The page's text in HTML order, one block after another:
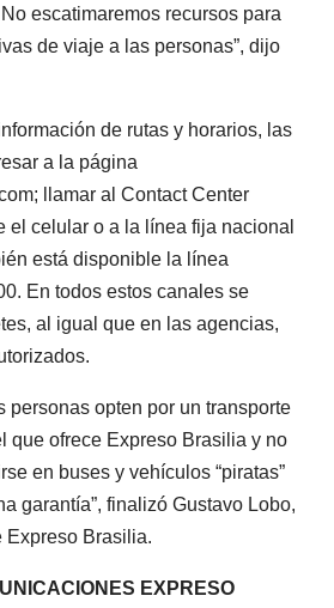
escatimaremos recursos para
de viaje a las personas”, dijo
de rutas y horarios, las
a la página
llamar al Contact Center
el celular o a la línea fija nacional
está disponible la línea
En todos estos canales se
al igual que en las agencias,
personas opten por un transporte
que ofrece Expreso Brasilia y no
en buses y vehículos “piratas”
garantía”, finalizó Gustavo Lobo,
Expreso Brasilia.
EXPRESO